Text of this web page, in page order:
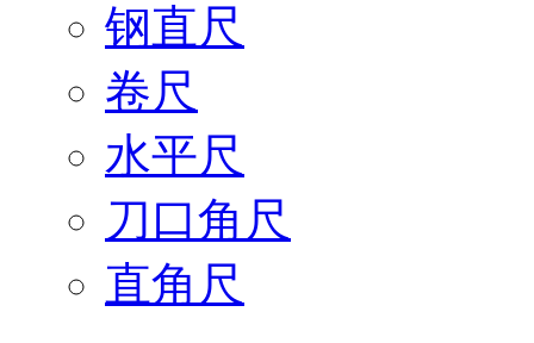
钢直尺
卷尺
水平尺
刀口角尺
直角尺